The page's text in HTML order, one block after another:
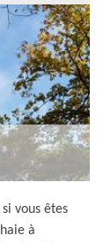
vous êtes
à